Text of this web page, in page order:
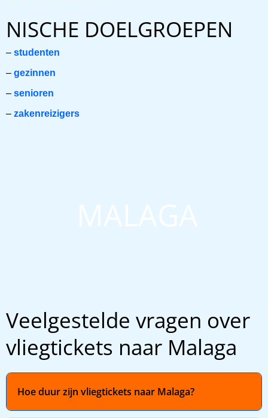
NISCHE DOELGROEPEN
– studenten
– gezinnen
– senioren
– zakenreizigers
MALAGA
Veelgestelde vragen over
vliegtickets naar Malaga
Hoe duur zijn vliegtickets naar Malaga?